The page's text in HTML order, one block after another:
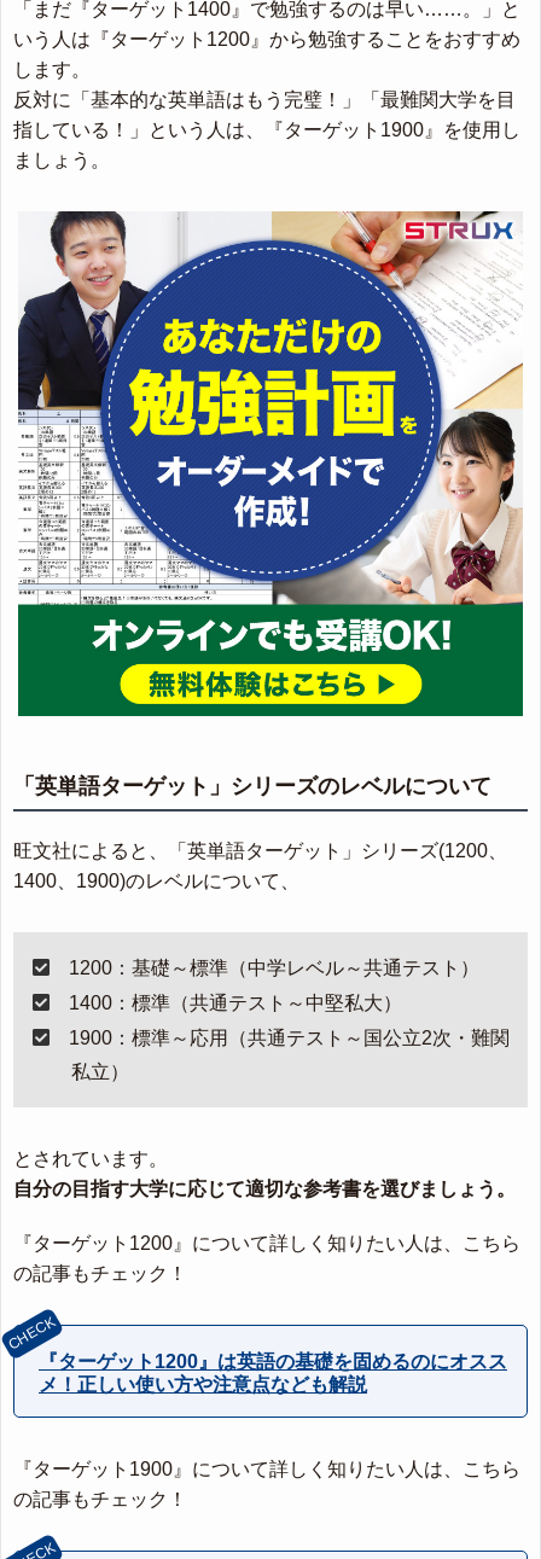
「まだ『ターゲット1400』で勉強するのは早い……。」と
いう人は『ターゲット1200』から勉強することをおすすめ
します。
反対に「基本的な英単語はもう完璧！」「最難関大学を目
指している！」という人は、『ターゲット1900』を使用し
ましょう。
「英単語ターゲット」シリーズのレベルについて
旺文社によると、「英単語ターゲット」シリーズ(1200、
1400、1900)のレベルについて、
1200：基礎～標準（中学レベル～共通テスト）
1400：標準（共通テスト～中堅私大）
1900：標準～応用（共通テスト～国公立2次・難関
私立）
とされています。
自分の目指す大学に応じて適切な参考書を選びましょう。
『ターゲット1200』について詳しく知りたい人は、こちら
の記事もチェック！
『ターゲット1200』は英語の基礎を固めるのにオスス
メ！正しい使い方や注意点なども解説
『ターゲット1900』について詳しく知りたい人は、こちら
の記事もチェック！